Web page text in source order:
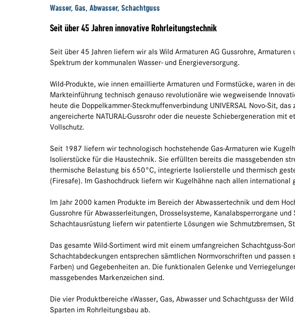
Wasser, Gas, Abwasser, Schachtguss
Seit über 45 Jahren innovative Rohrleitungstechnik
Seit über 45 Jahren liefern wir als Wild Armaturen AG Gussrohre, Armaturen
Spektrum der kommunalen Wasser- und Energieversorgung.
Wild-Produkte, wie innen emaillierte Armaturen und Formstücke, waren in
Markteinführung technisch genauso revolutionäre wie wegweisende
heute die Doppelkammer-Steckmuffenverbindung UNIVERSAL Novo-Sit,
angereicherte NATURAL-Gussrohr oder die neueste Schiebergeneration mit
Vollschutz.
Seit 1987 liefern wir technologisch hochstehende Gas-Armaturen wie
Isolierstücke für die Haustechnik. Sie erfüllten bereits die massgebenden
thermische Belastung bis 650°C, integrierte Isolierstelle und thermisch
(Firesafe). Im Gashochdruck liefern wir Kugelhähne nach allen international
Im Jahr 2000 kamen Produkte im Bereich der Abwassertechnik und dem
Gussrohre für Abwasserleitungen, Drosselsysteme, Kanalabsperrorgane
Schachtausrüstung liefern wir patentierte Lösungen wie Schmutzbremsen,
Das gesamte Wild-Sortiment wird mit einem umfangreichen Schachtguss-
Schachtabdeckungen entsprechen sämtlichen Normvorschriften und passen
Farben) und Gegebenheiten an. Die funktionalen Gelenke und
massgebendes Markenzeichen sind.
Die vier Produktbereiche «Wasser, Gas, Abwasser und Schachtguss» der
Sparten im Rohrleitungsbau ab.